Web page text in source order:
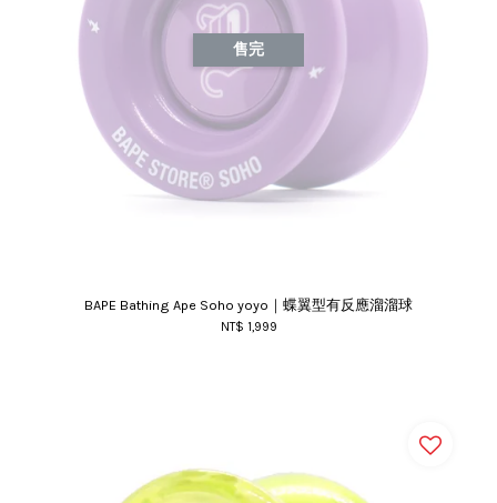
售完
BAPE Bathing Ape Soho yoyo｜蝶翼型有反應溜溜球
NT$ 1,999